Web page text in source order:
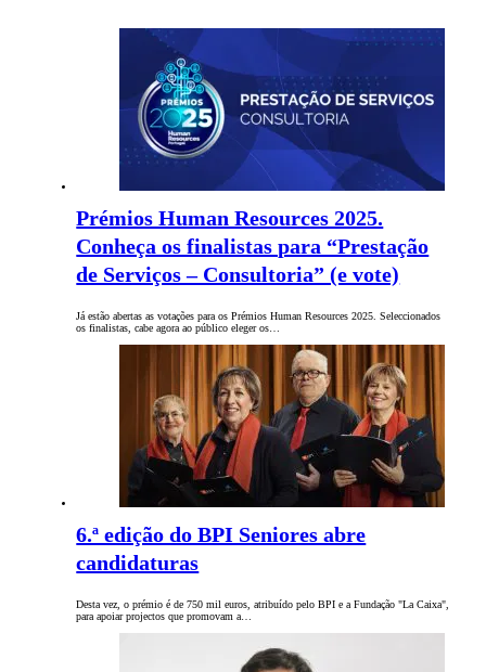
Prémios Human Resources 2025.
Conheça os finalistas para “Prestação
de Serviços – Consultoria” (e vote)
Já estão abertas as votações para os Prémios Human Resources 2025. Seleccionados
os finalistas, cabe agora ao público eleger os…
6.ª edição do BPI Seniores abre
candidaturas
Desta vez, o prémio é de 750 mil euros, atribuído pelo BPI e a Fundação "La Caixa",
para apoiar projectos que promovam a…